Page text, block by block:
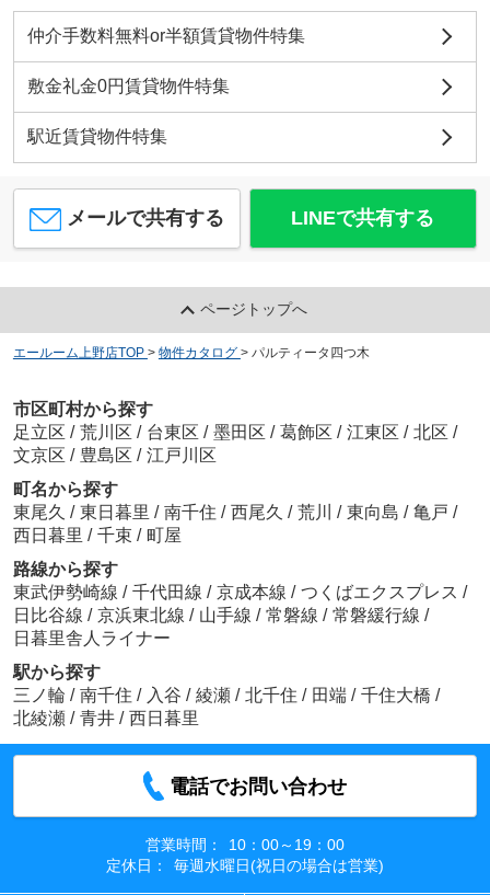
仲介手数料無料or半額賃貸物件特集
敷金礼金0円賃貸物件特集
駅近賃貸物件特集
メールで共有する LINEで共有する
ページトップへ
エールーム上野店TOP > 物件カタログ > パルティータ四つ木
市区町村から探す
足立区 / 荒川区 / 台東区 / 墨田区 / 葛飾区 / 江東区 / 北区 /
文京区 / 豊島区 / 江戸川区
町名から探す
東尾久 / 東日暮里 / 南千住 / 西尾久 / 荒川 / 東向島 / 亀戸 /
西日暮里 / 千束 / 町屋
路線から探す
東武伊勢崎線 / 千代田線 / 京成本線 / つくばエクスプレス /
日比谷線 / 京浜東北線 / 山手線 / 常磐線 / 常磐緩行線 /
日暮里舎人ライナー
駅から探す
三ノ輪 / 南千住 / 入谷 / 綾瀬 / 北千住 / 田端 / 千住大橋 /
北綾瀬 / 青井 / 西日暮里
電話でお問い合わせ
営業時間：
10：00～19：00
定休日：
毎週水曜日(祝日の場合は営業)